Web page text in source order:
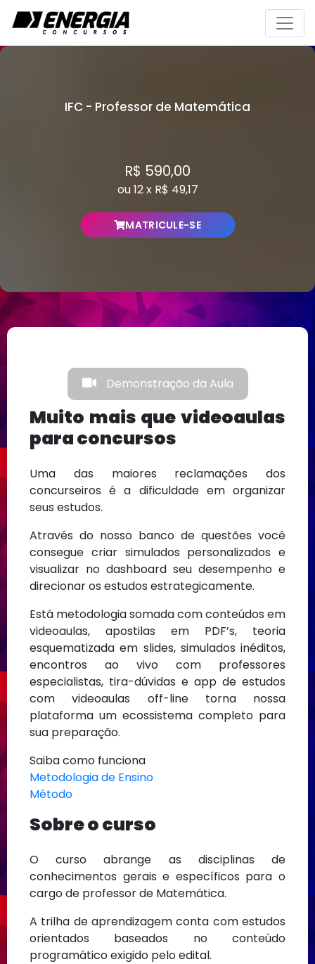
IFC - Professor de Matemática
R$ 590,00
ou 12 x R$ 49,17
MATRICULE-SE
Demonstração da Aula
Muito mais que videoaulas
para concursos
Uma das maiores reclamações dos
concurseiros é a dificuldade em organizar
seus estudos.
Através do nosso banco de questões você
consegue criar simulados personalizados e
visualizar no dashboard seu desempenho e
direcionar os estudos estrategicamente.
Está metodologia somada com conteúdos em
videoaulas, apostilas em PDF’s, teoria
esquematizada em slides, simulados inéditos,
encontros ao vivo com professores
especialistas, tira-dúvidas e app de estudos
com videoaulas off-line torna nossa
plataforma um ecossistema completo para
sua preparação.
Saiba como funciona
Metodologia de Ensino
Método
Sobre o curso
O curso abrange as disciplinas de
conhecimentos gerais e específicos para o
cargo de professor de Matemática.
A trilha de aprendizagem conta com estudos
orientados baseados no conteúdo
programático exigido pelo edital.